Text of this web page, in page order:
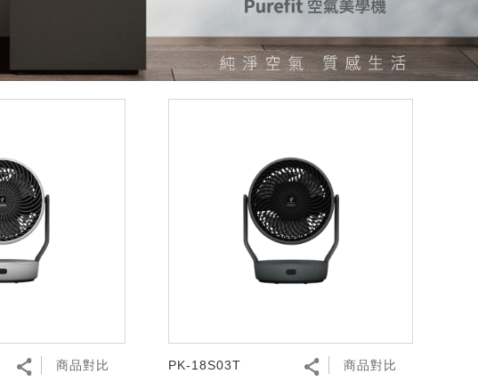
商品對比 PK-18S03T 商品對比